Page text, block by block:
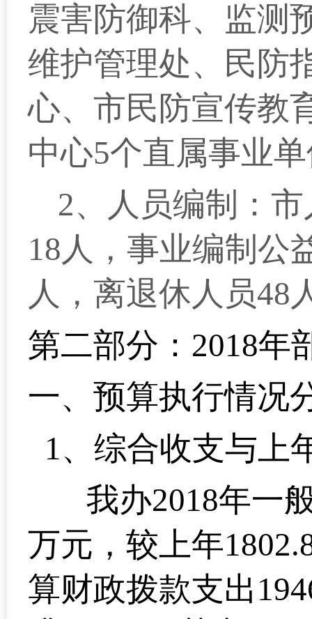
震害防御科、监测
维护管理处、民防
心、市民防宣传教
中心5个直属事业
2、人员编制：
18人，事业编制公
人，离退休人员48
第二部分：2018年
一、 预算执行情况
1、综合收支与上
我办2018年一
万元，较上年
算财政拨款支出